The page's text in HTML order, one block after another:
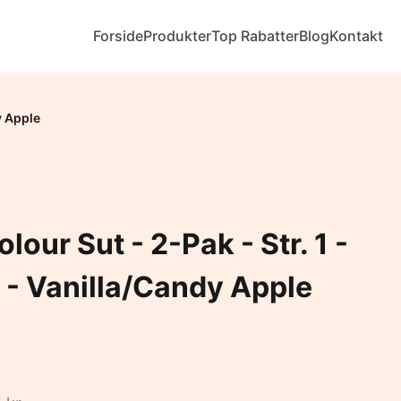
ForsideProdukterTop RabatterBlogKontakt
Apple
Sut - 2-Pak - Str. 1 -
Vanilla/Candy Apple